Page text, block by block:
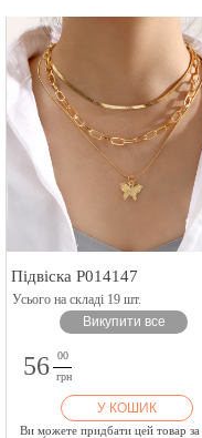
Підвіска P014147
Усього на складі 19 шт.
Викупити все
56
00
грн
У КОШИК
Ви можете придбати цей товар за